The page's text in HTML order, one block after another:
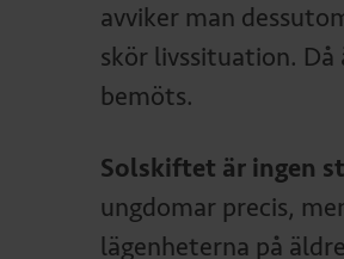
avviker man
skör livssituation.
bemöts.
Solskiftet är ingen
ungdomar precis,
lägenheterna på